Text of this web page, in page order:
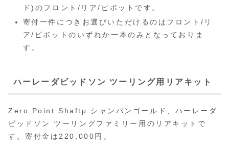
ド)のフロント/リア/ピボットです。
寄付一件につきお選びいただけるのはフロント/リ
ア/ピボットのいずれか一本のみとなっておりま
す。
ハーレーダビッドソン ツーリング用リアキット
Zero Point Shaftμ シャンパンゴールド、ハーレーダ
ビッドソン ツーリングファミリー用のリアキットで
す。寄付金は220,000円。